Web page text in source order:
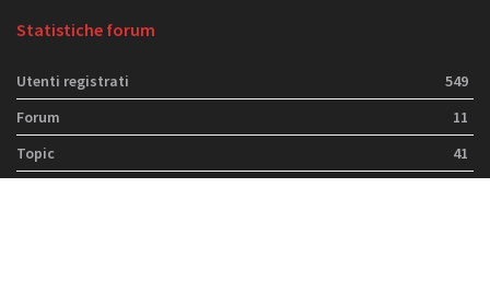
Statistiche forum
Utenti registrati
549
Forum
11
Topic
41